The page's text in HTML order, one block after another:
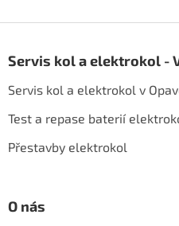
pServis kol a elektrokol -
Servis kol a elektrokol v
Test a repase baterií
Přestavby elektrokol
O nás